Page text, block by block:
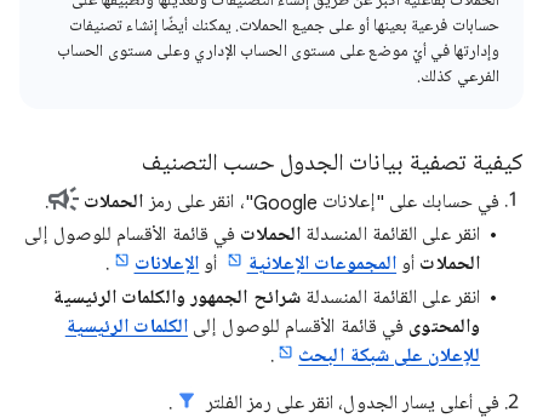
حسابات فرعية بعينها أو على جميع الحملات. يمكنك أيضًا إنشاء تصنيفات
وإدارتها في أيّ موضع على مستوى الحساب الإداري وعلى مستوى الحساب
الفرعي كذلك.
كيفية تصفية بيانات الجدول حسب التصنيف
في حسابك على "إعلانات Google"، انقر على رمز الحملات
.
انقر على القائمة المنسدلةالحملات في قائمة الأقسام للوصول إلى
الحملات أو المجموعات الإعلانية أو الإعلانات
.
انقر على القائمة المنسدلةشرائح الجمهور والكلمات الرئيسية
والمحتوى في قائمة الأقسام للوصول إلى الكلمات الرئيسية
للإعلان على شبكة البحث
.
في أعلى يسار الجدول، انقر على رمز الفلتر
.